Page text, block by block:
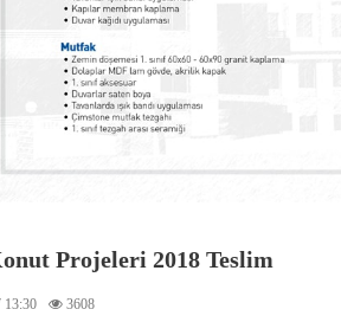
Projeleri 2018 Teslim
13:30 3608